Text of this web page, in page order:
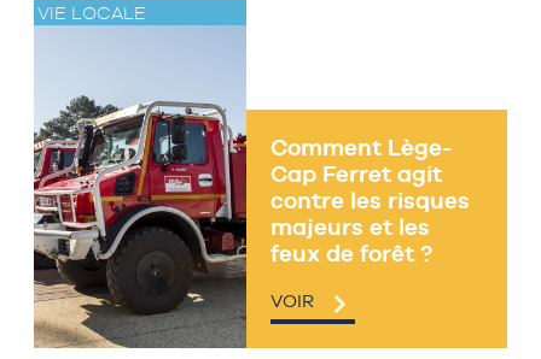
VIE LOCALE
Comment Lège-
Cap Ferret agit
contre les risques
majeurs et les
feux de forêt ?
VOIR